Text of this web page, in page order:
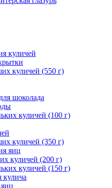
куличей
куличей (550 г)
шоколада
куличей (100 г)
куличей (350 г)
яиц
куличей (200 г)
куличей (150 г)
кулича